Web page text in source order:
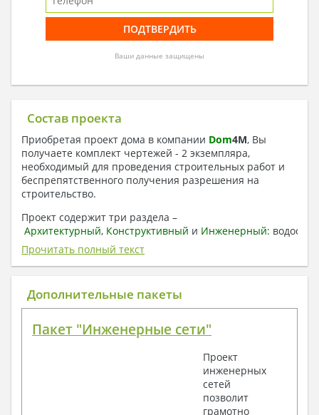
Ваши данные защищены
Состав проекта
Приобретая проект дома в компании Dom4M, Вы
получаете комплект чертежей - 2 экземпляра,
необходимый для проведения строительных работ и
беспрепятственного получения разрешения на
строительство.
Проект содержит три раздела –
Архитектурный, Конструктивный и Инженерный:
отопление, вентиляция, канализация,
электроснабжение (приобретается за дополнительную
плату) + Пояснительная записка.
1. Архитектурный раздел:
План координационных осей
Поэтажные маркировочные планы с
Разрезы и состав конструкций
Прочитать полный текст
Дополнительные пакеты
Пакет "Инженерные сети"
Проект
инженерных
сетей
позволит
грамотно